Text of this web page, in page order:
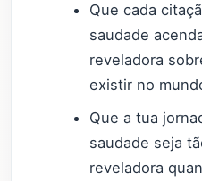
Que cada
saudade
reveladora
existir no
Que a tua
saudade seja
reveladora